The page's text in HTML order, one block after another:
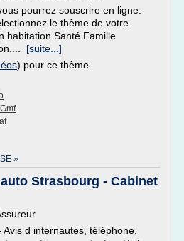
pourrez souscrire en ligne.
le thème de votre
habitation Santé Famille
[suite...]
) pour ce thème
»
Strasbourg - Cabinet
d internautes, téléphone,